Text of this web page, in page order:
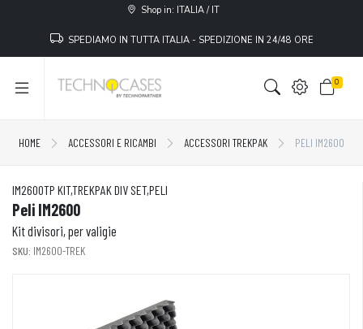
Shop in: ITALIA / IT
SPEDIAMO IN TUTTA ITALIA - SPEDIZIONE IN 24/48 ORE
0
HOME ACCESSORI E RICAMBI ACCESSORI TREKPAK PELI IM2600
IM2600TP KIT,TREKPAK DIV SET,PELI
Peli IM2600
Kit divisori, per valigie
SKU: IM2600-TREK